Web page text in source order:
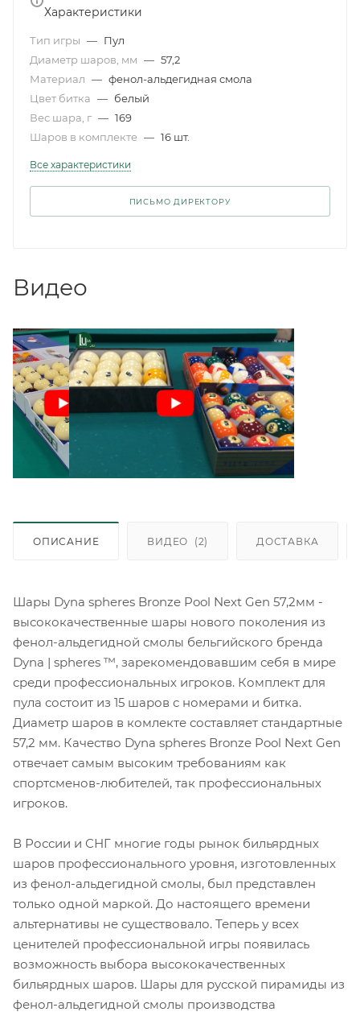
Характеристики
Тип игры — Пул
Диаметр шаров, мм — 57,2
Материал — фенол-альдегидная смола
Цвет битка — белый
Вес шара, г — 169
Шаров в комплекте — 16 шт.
Все характеристики
ПИСЬМО ДИРЕКТОРУ
Видео
ОПИСАНИЕ ВИДЕО (2) ДОСТАВКА
Шары Dyna spheres Bronze Pool Next Gen 57,2мм -
высококачественные шары нового поколения из
фенол-альдегидной смолы бельгийского бренда
Dyna | spheres ™, зарекомендовавшим себя в мире
среди профессиональных игроков. Комплект для
пула состоит из 15 шаров с номерами и битка.
Диаметр шаров в комлекте составляет стандартные
57,2 мм. Качество Dyna spheres Bronze Pool Next Gen
отвечает самым высоким требованиям как
спортсменов-любителей, так профессиональных
игроков.
В России и СНГ многие годы рынок бильярдных
шаров профессионального уровня, изготовленных
из фенол-альдегидной смолы, был представлен
только одной маркой. До настоящего времени
альтернативы не существовало. Теперь у всех
ценителей профессиональной игры появилась
возможность выбора высококачественных
бильярдных шаров. Шары для русской пирамиды из
фенол-альдегидной смолы производства